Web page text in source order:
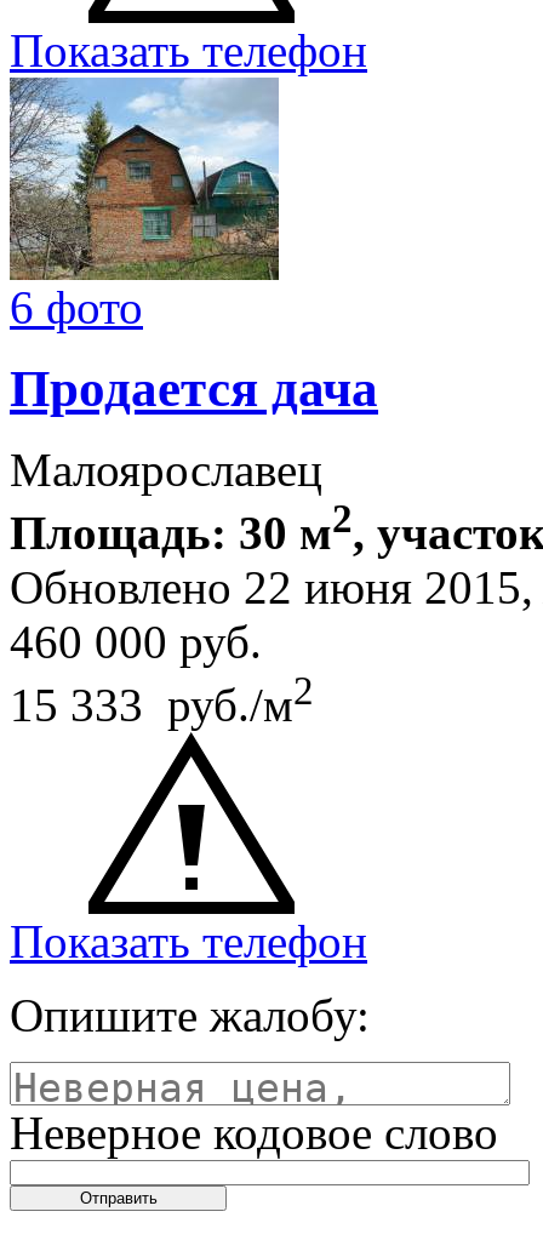
Показать телефон
6 фото
Продается дача
Малоярославец
Площадь: 30 м2,
Обновлено 22 июня
460 000 руб.
15 333 руб./м2
Показать телефон
Опишите жалобу:
Неверное кодовое слово